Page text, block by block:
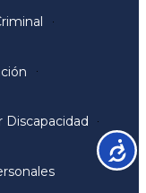
Discapacidad